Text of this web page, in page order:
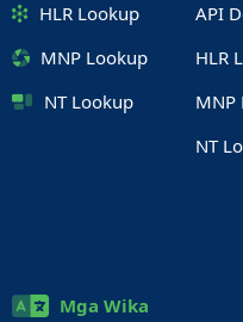
HLR Lookup
MNP Lookup
NT Lookup
API
HLR
MNP
NT
Mga Wika